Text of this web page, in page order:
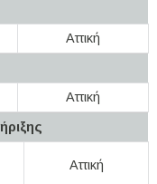
Αττική
Αττική
Αττική